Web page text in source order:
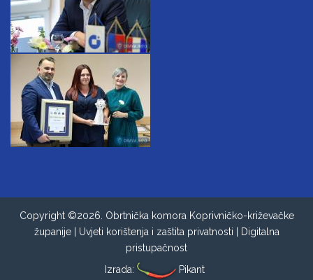
Copyright ©2026. Obrtnička komora Koprivničko-križevačke
županije | Uvjeti korištenja i zaštita privatnosti
Digitalna
pristupačnost
Izrada:
Pikant